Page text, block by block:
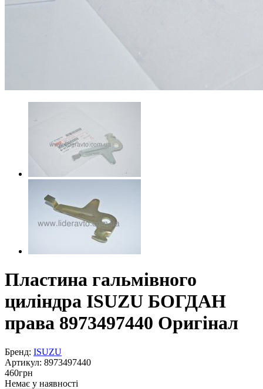
Пластина гальмівного
циліндра ISUZU БОГДАН
права 8973497440 Оригінал
Бренд: ISUZU
Артикул: 8973497440
460грн
Немає у наявності